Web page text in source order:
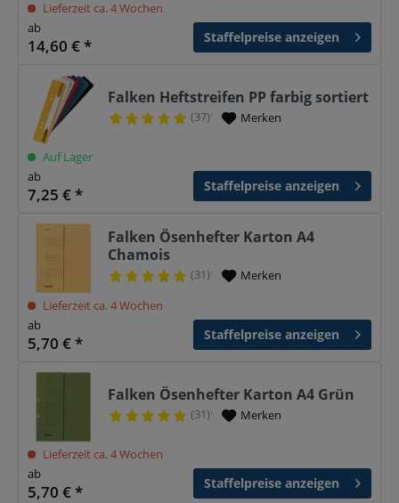
Lieferzeit ca. 4 Wochen
ab
14,60 € * Staffelpreise anzeigen
Falken Heftstreifen PP farbig sortiert
(37)¹ Merken
Auf Lager
ab
7,25 € * Staffelpreise anzeigen
Falken Ösenhefter Karton A4
Chamois
(31)¹ Merken
Lieferzeit ca. 4 Wochen
ab
5,70 € * Staffelpreise anzeigen
Falken Ösenhefter Karton A4 Grün
(31)¹ Merken
Lieferzeit ca. 4 Wochen
ab
5,70 € * Staffelpreise anzeigen